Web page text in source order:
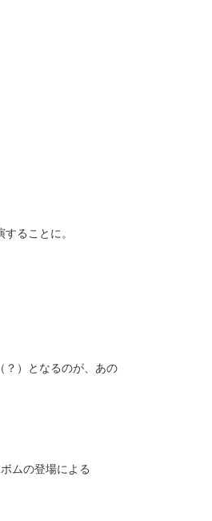
ることに。
？）となるのが、あの
ムの登場による